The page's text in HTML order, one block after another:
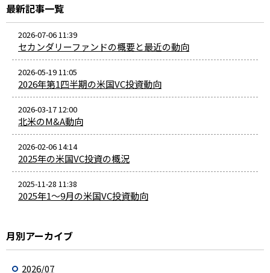
最新記事一覧
2026-07-06 11:39
セカンダリーファンドの概要と最近の動向
2026-05-19 11:05
2026年第1四半期の米国VC投資動向
2026-03-17 12:00
北米のM&A動向
2026-02-06 14:14
2025年の米国VC投資の概況
2025-11-28 11:38
2025年1～9月の米国VC投資動向
月別アーカイブ
2026/07